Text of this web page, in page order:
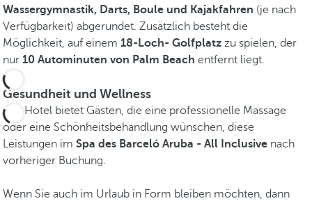
Wassergymnastik, Darts, Boule und Kajakfahren (je nach
Verfügbarkeit) abgerundet. Zusätzlich besteht die
Möglichkeit, auf einem 18-Loch- Golfplatz zu spielen, der
nur 10 Autominuten von Palm Beach entfernt liegt.
Gesundheit und Wellness
Das Hotel bietet Gästen, die eine professionelle Massage
oder eine Schönheitsbehandlung wünschen, diese
Leistungen im Spa des Barceló Aruba - All Inclusive nach
vorheriger Buchung.
Wenn Sie auch im Urlaub in Form bleiben möchten, dann